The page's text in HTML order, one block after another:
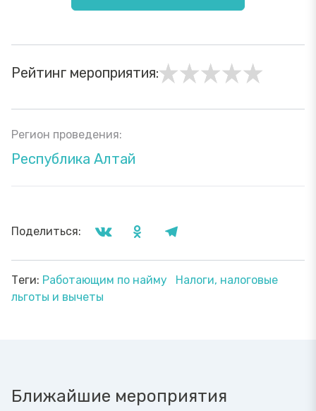
Рейтинг мероприятия:
Регион проведения:
Республика Алтай
Поделиться:
Теги: Работающим по найму
Налоги, налоговые
льготы и вычеты
Ближайшие мероприятия